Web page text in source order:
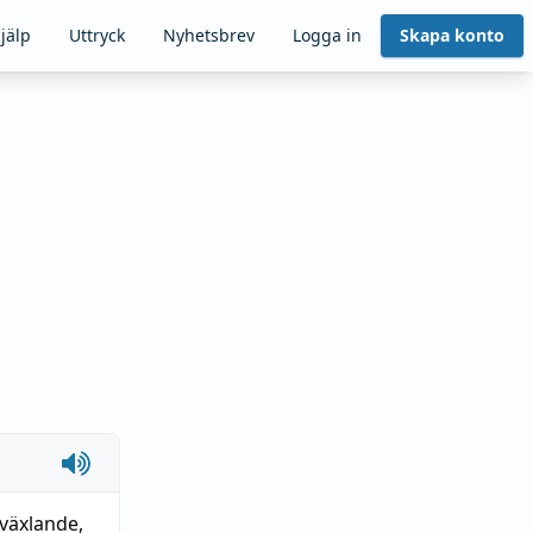
Uttryck Nyhetsbrev Logga in Skapa konto
växlande,